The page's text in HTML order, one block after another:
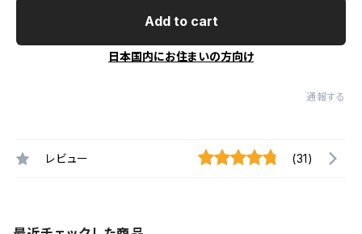
Add to cart
日本国内にお住まいの方向け
通報する
レビュー (31)